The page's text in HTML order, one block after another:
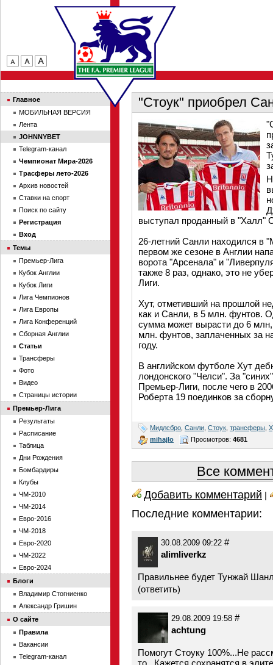
"Стоук" приобрел
выступал проданный в "Халл"
26-летний Санли находился в
первом же сезоне в Англии
ворота "Арсенала" и
также 8 раз, однако, это не
Лиги.
Хут, отметивший на прошлой
как и Санли, в 5 млн. фунтов.
сумма может вырасти до 6
млн. фунтов, заплаченных за
году.
В английском футболе Хут
лондонского "Челси". За
Премьер-Лиги, после чего в
Роберта 19 поединков за
Мидлсбро Санли Стоук трансферы
mihajlo
Просмотров: 4681
Все
Добавить комментарий |
Последние комментарии:
30.08.2009 09:22 #
alimliverkz
Правильнее будет Тунжай
(ответить)
29.08.2009 19:58 #
achtung
Помогут Стоуку 100%...Не
то...Кажется сохранятся в
Главное
МОБИЛЬНАЯ ВЕРСИЯ
Лента
JOHNNYBET
Telegram-канал
Чемпионат Мира-2026
Трасферы лето-2026
Архив новостей
Ставки на спорт
Поиск по сайту
Регистрация
Вход
Темы
Премьер-Лига
Кубок Англии
Кубок Лиги
Лига Чемпионов
Лига Европы
Лига Конференций
Сборная Англии
Статьи
Трансферы
Фото
Видео
Страницы истории
Премьер-Лига
Результаты
Расписание
Таблица
Дни Рождения
Бомбардиры
Клубы
ЧМ-2010
ЧМ-2014
Евро-2016
ЧМ-2018
Евро-2020
ЧМ-2022
Евро-2024
Блоги
Владимир Стогниенко
Александр Гришин
О сайте
Правила
Вакансии
Telegram-канал